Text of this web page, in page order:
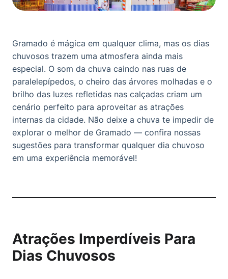
Gramado é mágica em qualquer clima, mas os dias
chuvosos trazem uma atmosfera ainda mais
especial. O som da chuva caindo nas ruas de
paralelepípedos, o cheiro das árvores molhadas e o
brilho das luzes refletidas nas calçadas criam um
cenário perfeito para aproveitar as atrações
internas da cidade. Não deixe a chuva te impedir de
explorar o melhor de Gramado — confira nossas
sugestões para transformar qualquer dia chuvoso
em uma experiência memorável!
Atrações Imperdíveis Para
Dias Chuvosos